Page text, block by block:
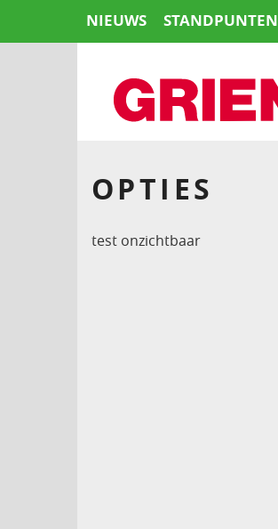
NIEUWS STANDPUNTEN
OPTIES
test onzichtbaar